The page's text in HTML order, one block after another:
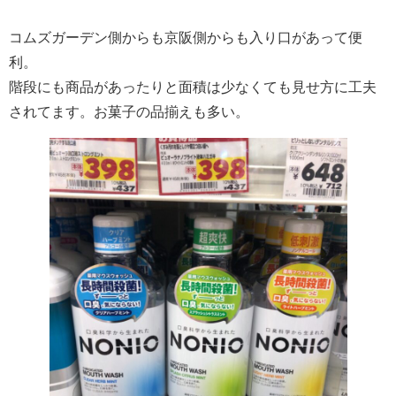
コムズガーデン側からも京阪側からも入り口があって便
利。
階段にも商品があったりと面積は少なくても見せ方に工夫
されてます。お菓子の品揃えも多い。